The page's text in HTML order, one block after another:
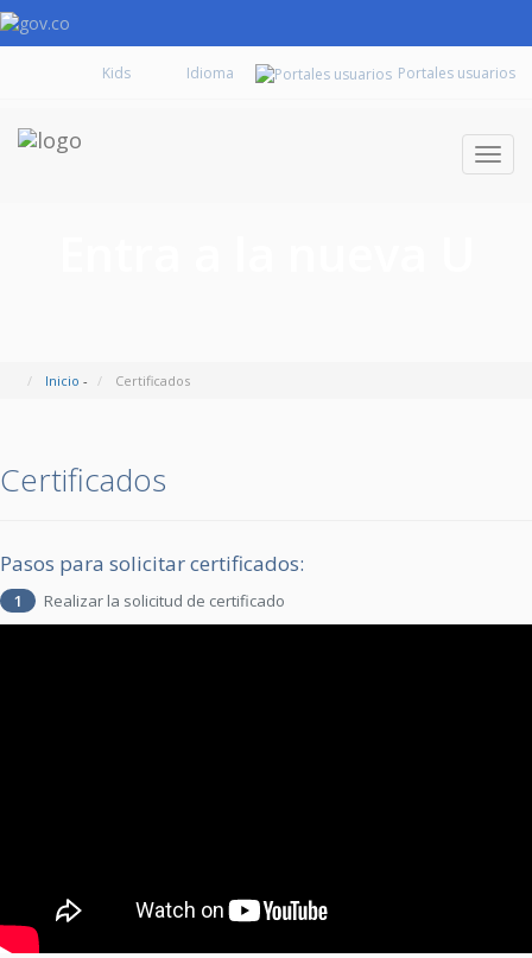
Kids Portales usuarios
Inicio - Certificados
Certificados
Pasos para solicitar certificados:
1 Realizar la solicitud de certificado